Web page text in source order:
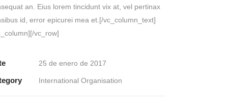
an. Eius lorem tincidunt vix at, vel pertinax
id, error epicurei mea et.[/vc_column_text]
vc_row]
25 de enero de 2017
International Organisation